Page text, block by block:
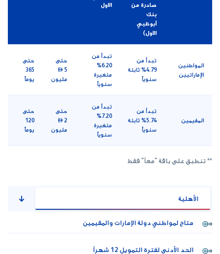
صادرة من
بنك
أبوظبي
الاول)
الاول
المواطنين
الإماراتيين
تبدأ من
4.79% ثابتة
سنوياً
تبدأ من
6.20%
متغيرة
سنوياً
حتى
 5
مليون
حتى
365
يوماً
المقيمين
تبدأ من
5.74% ثابتة
سنوياً
تبدأ من
7.20%
متغيرة
سنوياً
حتى
 2
مليون
حتى
120
يوماً
** تنطبق على باقة "معاً" فقط
الأهلية
متاح لمواطني دولة الإمارات والمقيمين
الحد الأدنى لفترة التمويل 12 شهراً